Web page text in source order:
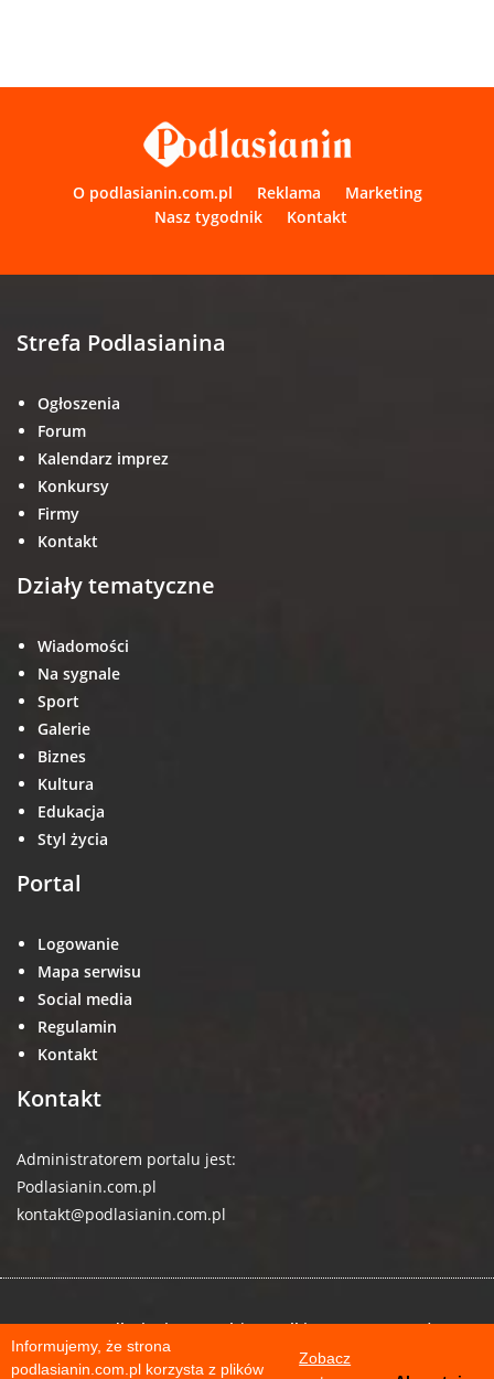
Informujemy, że strona
podlasianin.com.pl korzysta z plików
Zobacz
O podlasianin.com.pl Reklama
Marketing
Nasz tygodnik
Kontakt
Strefa Podlasianina
Ogłoszenia
Forum
Kalendarz imprez
Konkursy
Firmy
Kontakt
Działy tematyczne
Wiadomości
Na sygnale
Sport
Galerie
Biznes
Kultura
Edukacja
Styl życia
Portal
Logowanie
Mapa serwisu
Social media
Regulamin
Kontakt
Kontakt
Administratorem portalu jest:
Podlasianin.com.pl
kontakt@podlasianin.com.pl
© 2026 podlasianin.com.pl | Wszelkie prawa zastrzeżone